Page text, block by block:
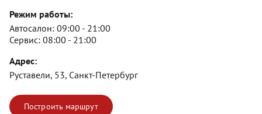
Режим работы:
Автосалон: 09:00 - 21:00
Сервис: 08:00 - 21:00
Адрес:
Руставели, 53, Санкт-Петербург
Построить маршрут